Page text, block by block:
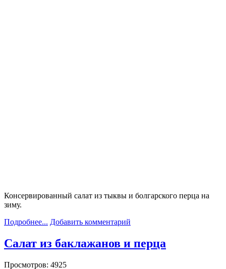
Консервированный салат из тыквы и болгарского перца на
зиму.
Подробнее... Добавить комментарий
Салат из баклажанов и перца
Просмотров: 4925